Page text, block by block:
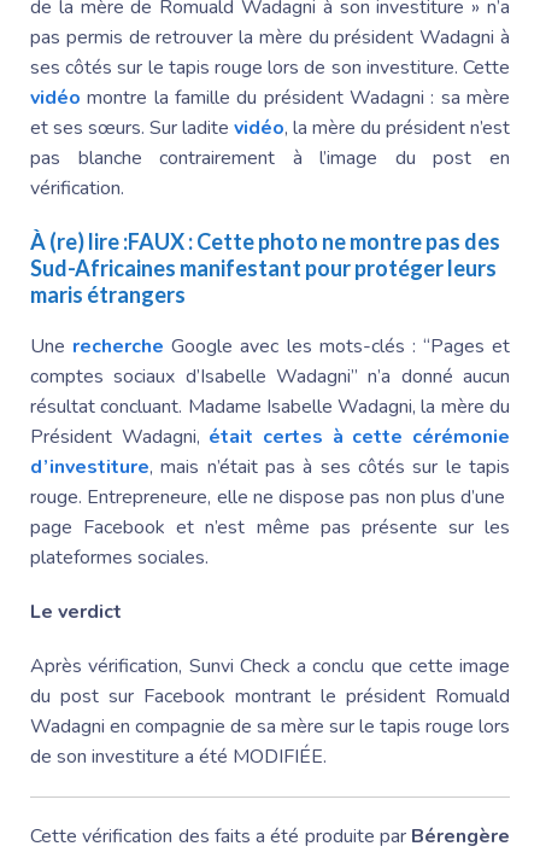
de la mère de Romuald Wadagni à son investiture » n’a
pas permis de retrouver la mère duprésident Wadagni à
ses côtés sur le tapis rouge lors de son investiture. Cette
vidéo montre la famille du président Wadagni : sa mère
et ses sœurs. Sur ladite vidéo, la mère du président n’est
pas blanche contrairement à l’image du post en
vérification.
À (re) lire :FAUX : Cette photo ne montre pas des
Sud-Africaines manifestant pour protéger leurs
maris étrangers
Une recherche Google avec les mots-clés : “Pages et
comptes sociaux d’Isabelle Wadagni” n’a donné aucun
résultat concluant. Madame Isabelle Wadagni, la mère du
Président Wadagni, était certes à cette cérémonie
d’investiture, mais n’était pas à ses côtés sur le tapis
rouge. Entrepreneure, elle ne dispose pas non plus d’une
page Facebook et n’est même pas présente sur les
plateformes sociales.
Le verdict
Après vérification, Sunvi Check a conclu que cette image
du post sur Facebook montrant le président Romuald
Wadagni en compagnie de sa mère sur le tapis rouge lors
de son investiture a été MODIFIÉE.
Cette vérification des faits a été produite par Bérengère